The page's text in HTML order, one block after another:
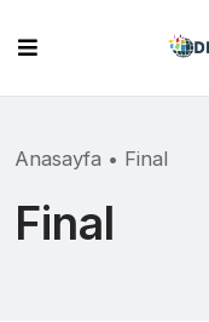
content
Anasayfa • Final
Final